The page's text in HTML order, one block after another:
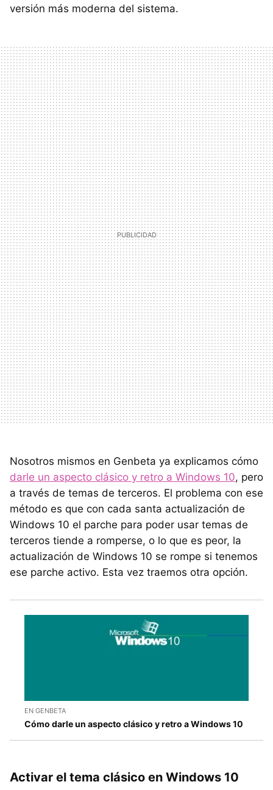
versión más moderna del sistema.
Nosotros mismos en Genbeta ya explicamos cómo
darle un aspecto clásico y retro a Windows 10, pero
a través de temas de terceros. El problema con ese
método es que con cada santa actualización de
Windows 10 el parche para poder usar temas de
terceros tiende a romperse, o lo que es peor, la
actualización de Windows 10 se rompe si tenemos
ese parche activo. Esta vez traemos otra opción.
EN GENBETA
Cómo darle un aspecto clásico y retro a Windows 10
Activar el tema clásico en Windows 10